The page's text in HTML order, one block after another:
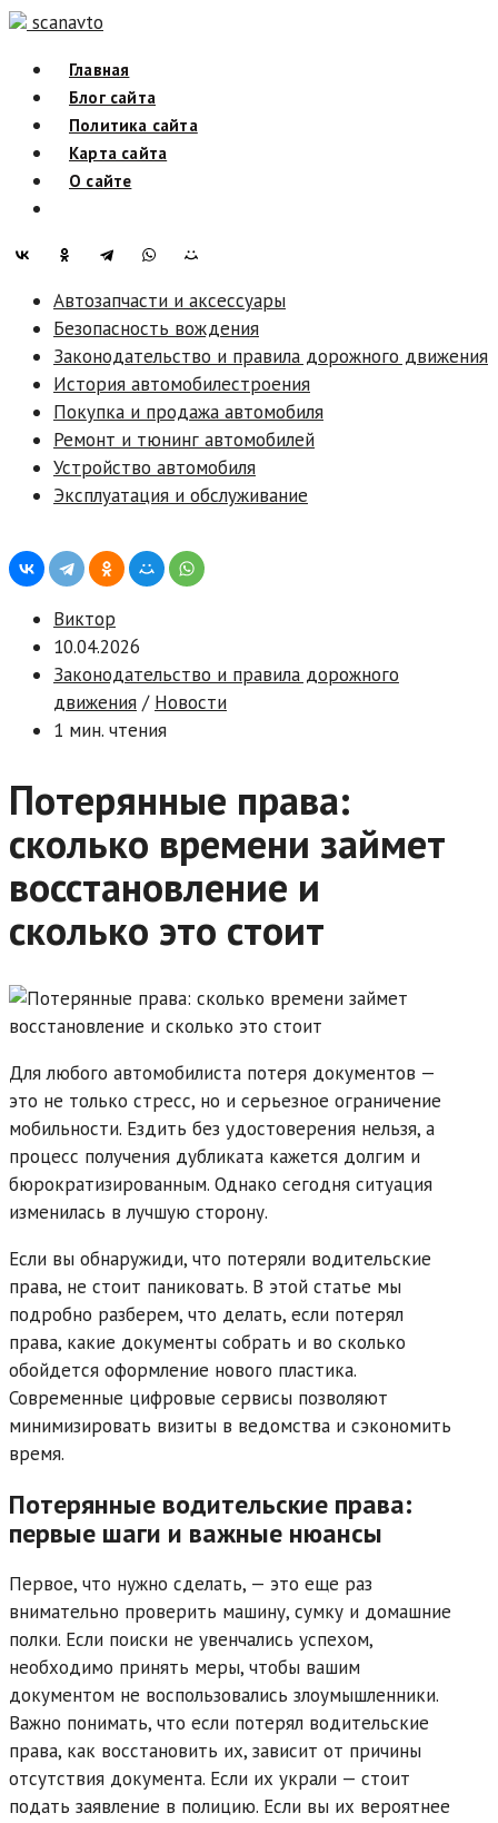
Skip
content
scanavto
Главная
Блог сайта
Политика сайта
Карта сайта
О сайте
Автозапчасти и аксессуары
Безопасность вождения
Законодательство и правила дорожного движения
История автомобилестроения
Покупка и продажа автомобиля
Ремонт и тюнинг автомобилей
Устройство автомобиля
Эксплуатация и обслуживание
Виктор
10.04.2026
Законодательство и правила дорожного
движения / Новости
1 мин. чтения
Потерянные права:
сколько времени займет
восстановление и
сколько это стоит
Для любого автомобилиста потеря документов —
это не только стресс, но и серьезное ограничение
мобильности. Ездить без удостоверения нельзя, а
процесс получения дубликата кажется долгим и
бюрократизированным. Однако сегодня ситуация
изменилась в лучшую сторону.
Если вы обнаружиди, что потеряли водительские
права, не стоит паниковать. В этой статье мы
подробно разберем, что делать, если потерял
права, какие документы собрать и во сколько
обойдется оформление нового пластика.
Современные цифровые сервисы позволяют
минимизировать визиты в ведомства и сэкономить
время.
Потерянные водительские права:
первые шаги и важные нюансы
Первое, что нужно сделать, — это еще раз
внимательно проверить машину, сумку и домашние
полки. Если поиски не увенчались успехом,
необходимо принять меры, чтобы вашим
документом не воспользовались злоумышленники.
Важно понимать, что если потерял водительские
права, как восстановить их, зависит от причины
отсутствия документа. Если их украли — стоит
подать заявление в полицию. Если вы их вероятнее